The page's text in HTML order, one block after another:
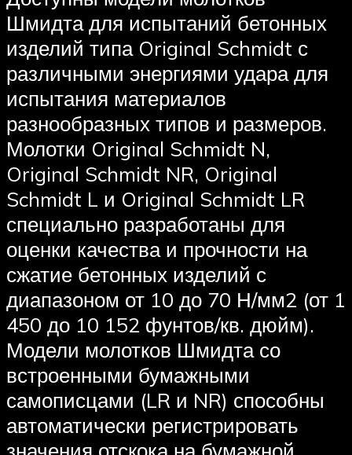
Шмидта для испытаний бетонных
изделий типа Original Schmidt с
различными энергиями удара для
испытания материалов
разнообразных типов и размеров.
Молотки Original Schmidt N,
Original Schmidt NR, Original
Schmidt L и Original Schmidt LR
специально разработаны для
оценки качества и прочности на
сжатие бетонных изделий с
диапазоном от 10 до 70 Н/мм2 (от 1
450 до 10 152 фунтов/кв. дюйм).
Модели молотков Шмидта со
встроенными бумажными
самописцами (LR и NR) способны
автоматически регистрировать
значения отскока на бумажной